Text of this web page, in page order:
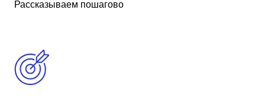
Рассказываем пошагово